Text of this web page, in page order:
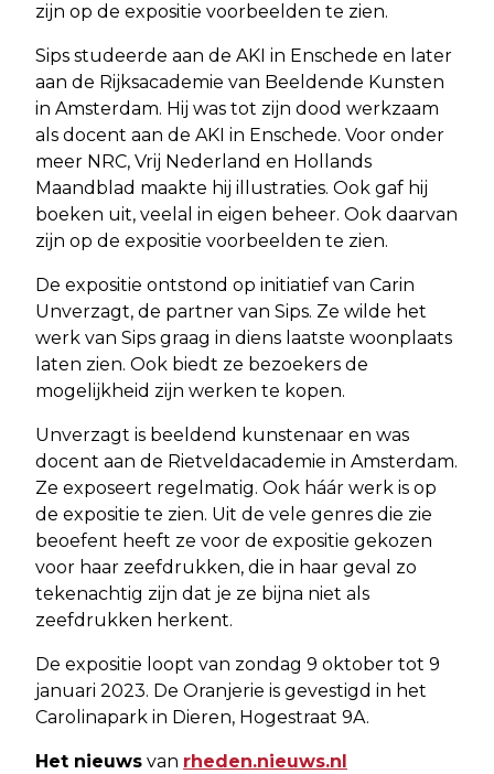
zijn op de expositie voorbeelden te zien.
Sips studeerde aan de AKI in Enschede en later
aan de Rijksacademie van Beeldende Kunsten
in Amsterdam. Hij was tot zijn dood werkzaam
als docent aan de AKI in Enschede. Voor onder
meer NRC, Vrij Nederland en Hollands
Maandblad maakte hij illustraties. Ook gaf hij
boeken uit, veelal in eigen beheer. Ook daarvan
zijn op de expositie voorbeelden te zien.
De expositie ontstond op initiatief van Carin
Unverzagt, de partner van Sips. Ze wilde het
werk van Sips graag in diens laatste woonplaats
laten zien. Ook biedt ze bezoekers de
mogelijkheid zijn werken te kopen.
Unverzagt is beeldend kunstenaar en was
docent aan de Rietveldacademie in Amsterdam.
Ze exposeert regelmatig. Ook háár werk is op
de expositie te zien. Uit de vele genres die zie
beoefent heeft ze voor de expositie gekozen
voor haar zeefdrukken, die in haar geval zo
tekenachtig zijn dat je ze bijna niet als
zeefdrukken herkent.
De expositie loopt van zondag 9 oktober tot 9
januari 2023. De Oranjerie is gevestigd in het
Carolinapark in Dieren, Hogestraat 9A.
Het nieuws van rheden.nieuws.nl